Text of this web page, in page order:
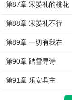
第87章 宋晏礼的桃花
第88章 宋晏礼不行
第89章 一切有我在
第90章 踏雪寻诗
第91章 乐安县主